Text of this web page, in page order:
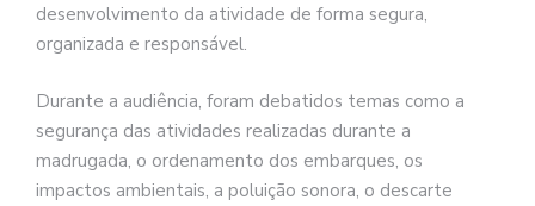
desenvolvimento da atividade de forma segura,
organizada e responsável.
Durante a audiência, foram debatidos temas como a
segurança das atividades realizadas durante a
madrugada, o ordenamento dos embarques, os
impactos ambientais, a poluição sonora, o descarte